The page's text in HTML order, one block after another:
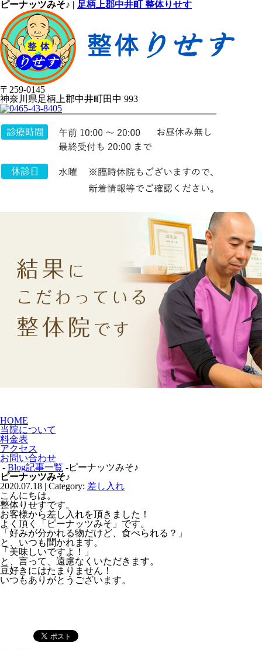
ピーナッツみそ♪ | 足柄上郡中井町 整体りせす
〒259-0145
神奈川県足柄上郡中井町田中 993
HOME
当院について
料金表
アクセス
お問い合わせ
- Blog記事一覧 -ピーナッツみそ♪
ピーナッツみそ♪
2020.07.18 | Category: 差し入れ
こんにちは。
整体りせすです。
お客様から差し入れを頂きました！
よく頂く「ピーナッツみそ」です。
「好みが分かれる物だけど、食べられる？」
と、いつも聞かれます。
「美味しいですよ！」
と、言って、遠慮なくいただきます。
豆好きにはたまりません！
いつもありがとうございます。